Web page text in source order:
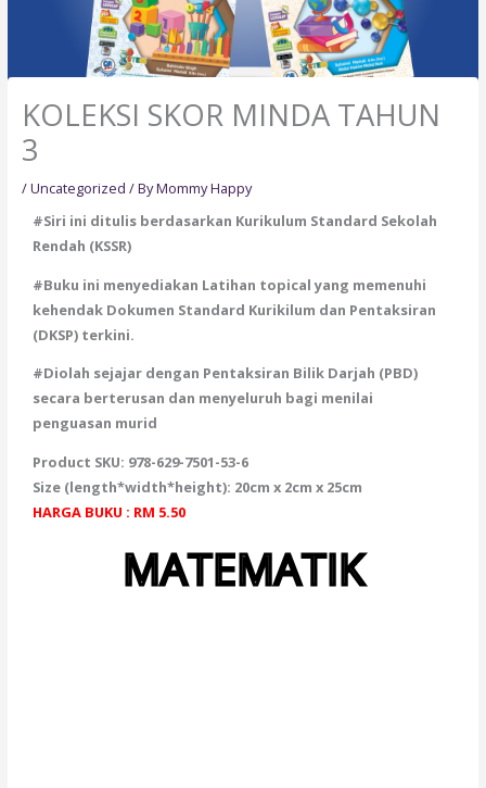
KOLEKSI SKOR MINDA TAHUN
3
/Uncategorized / ByMommy Happy
#Siri ini ditulis berdasarkan Kurikulum Standard Sekolah
Rendah (KSSR)
#Buku ini menyediakan Latihan topical yang memenuhi
kehendak Dokumen Standard Kurikilum dan Pentaksiran
(DKSP) terkini.
#Diolah sejajar dengan Pentaksiran Bilik Darjah (PBD)
secara berterusan dan menyeluruh bagi menilai
penguasan murid
Product SKU: 978-629-7501-53-6
Size (length*width*height): 20cm x 2cm x 25cm
HARGA BUKU : RM 5.50
MATEMATIK